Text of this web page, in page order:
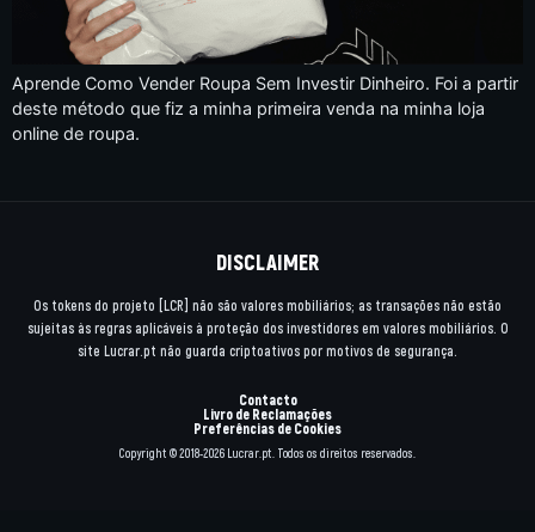
Aprende Como Vender Roupa Sem Investir Dinheiro. Foi a partir
deste método que fiz a minha primeira venda na minha loja
online de roupa.
DISCLAIMER
Os tokens do projeto [LCR] não são valores mobiliários; as transações não estão
sujeitas às regras aplicáveis à proteção dos investidores em valores mobiliários. O
site Lucrar.pt não guarda criptoativos por motivos de segurança.
Contacto
Livro de Reclamações
Preferências de Cookies
Copyright © 2018-2026 Lucrar.pt. Todos os direitos reservados.